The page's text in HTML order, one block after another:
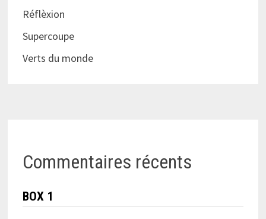
Réflèxion
Supercoupe
Verts du monde
Commentaires récents
BOX 1